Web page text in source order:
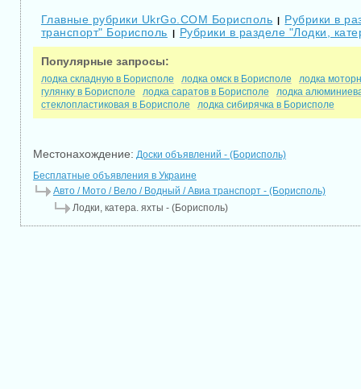
Главные рубрики UkrGo.COM Борисполь | Рубрики в
транспорт" Борисполь | Рубрики в разделе "Лодки,
Популярные запросы:
лодка складную в Борисполе лодка омск в Борисполе
лодка
гулянку в Борисполе
лодка саратов в Борисполе
лодка
стеклопластиковая в Борисполе
лодка сибирячка в Борисполе
Местонахождение: Доски объявлений - (Борисполь)
Бесплатные объявления в Украине
Авто / Мото / Вело / Водный / Авиа транспорт - (Борисполь)
Лодки, катера. яхты - (Борисполь)